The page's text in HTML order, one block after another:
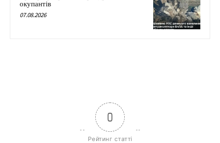
окупантів
07.08.2026
0
Рейтинг статті